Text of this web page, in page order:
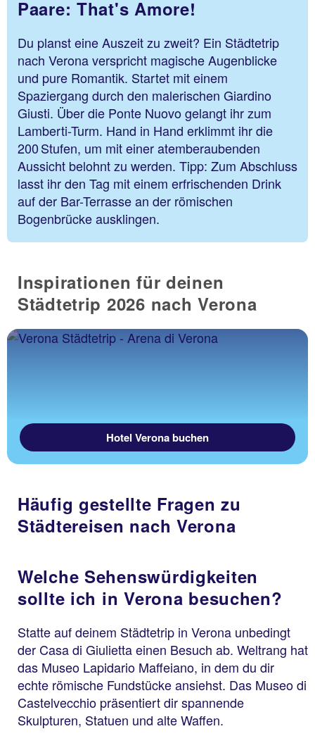
Paare: That's Amore!
Du planst eine Auszeit zu zweit? Ein Städtetrip
nach Verona verspricht magische Augenblicke
und pure Romantik. Startet mit einem
Spaziergang durch den malerischen Giardino
Giusti. Über die Ponte Nuovo gelangt ihr zum
Lamberti-Turm. Hand in Hand erklimmt ihr die
200 Stufen, um mit einer atemberaubenden
Aussicht belohnt zu werden. Tipp: Zum Abschluss
lasst ihr den Tag mit einem erfrischenden Drink
auf der Bar-Terrasse an der römischen
Bogenbrücke ausklingen.
Inspirationen für deinen
Städtetrip 2026 nach Verona
Hotel Verona buchen
Häufig gestellte Fragen zu
Städtereisen nach Verona
Welche Sehenswürdigkeiten
sollte ich in Verona besuchen?
Statte auf deinem Städtetrip in Verona unbedingt
der Casa di Giulietta einen Besuch ab. Weltrang hat
das Museo Lapidario Maffeiano, in dem du dir
echte römische Fundstücke ansiehst. Das Museo di
Castelvecchio präsentiert dir spannende
Skulpturen, Statuen und alte Waffen.